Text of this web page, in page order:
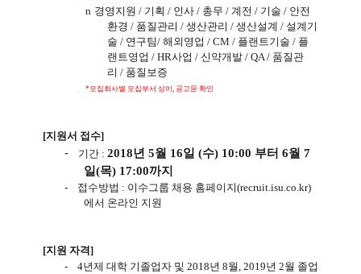
n 경영지원/ 기획/ 인사/ 총무 /계전/ 기술/ 안전
환경 / 품질관리 / 생산관리 / 생산설계 / 설계기
술 / 연구팀/ 해외영업 / CM / 플랜트기술 / 플
랜트영업 / HR사업 / 신약개발 / QA / 품질관
리 / 품질보증
* 모집회사별 모집부서 상이,공고문 확인
[지원서 접수]
- 기간 : 2018년 5월 16일 (수) 10:00 부터 6월 7
일(목) 17:00까지
- 접수방법 : 이수그룹 채용 홈페이지(recruit.isu.co.kr)
에서 온라인 지원
[지원 자격 ]
-
4년제 대학 기졸업자 및 2018년 8월, 2019년 2월 졸업